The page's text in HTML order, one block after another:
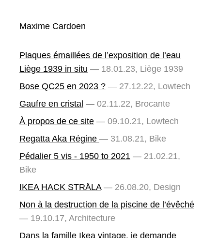
Maxime Cardoen
Plaques émaillées de l’exposition de l’eau
Liège 1939 in situ — 18.01.23, Liège 1939
Bose QC25 en 2023 ? — 27.12.22, Lowtech
Gaufre en cristal — 02.11.22, Brocante
À propos de ce site — 09.10.21, Lowtech
Regatta Aka Régine — 31.08.21, Bike
Pédalier 5 vis - 1950 to 2021 — 21.02.21,
Bike
IKEA HACK STRÅLA — 26.08.20, Design
Non à la destruction de la piscine de l’évêché
— 19.10.17, Architecture
Dans la famille Ikea vintage, je demande